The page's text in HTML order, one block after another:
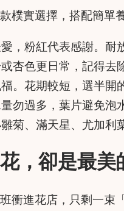
樸實選擇，搭配簡單
，粉紅代表感謝。
杏色更日常，記得去
。花期較短，選半開
勿過多，葉片避免泡
菊、滿天星、尤加利
，卻是最美
衝進花店，只剩一